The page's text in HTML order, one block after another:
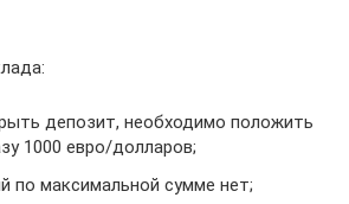
депозит, необходимо положить
1000 евро/долларов;
по максимальной сумме нет;